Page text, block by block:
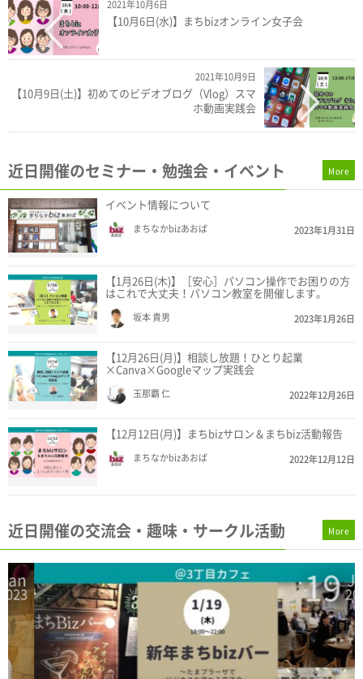
2021年10月6日
【10月6日(水)】まちbizオンライン女子会
2021年10月9日
【10月9日(土)】初めてのビデオブログ（Vlog）スマ
ホ動画実践会
近日開催のセミナー・勉強会・イベント
イベント情報について
まちなかbizあおば 2023年1月31日
【1月26日(木)】［安心］パソコン操作でお困りの方
はこれで大丈夫！パソコン教室を開催します。
坂本 貴男 2023年1月26日
【12月26日(月)】相談し放題！ひとり起業
×Canva×Googleマップ実践会
玉那覇 仁 2022年12月26日
【12月12日(月)】まちbizサロン＆まちbiz活動報告
まちなかbizあおば 2022年12月12日
More
近日開催の交流会・趣味・サークル活動
19 Jan
2023
More